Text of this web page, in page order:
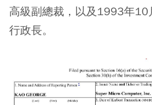
高級副總裁，以及1993年
行政長。